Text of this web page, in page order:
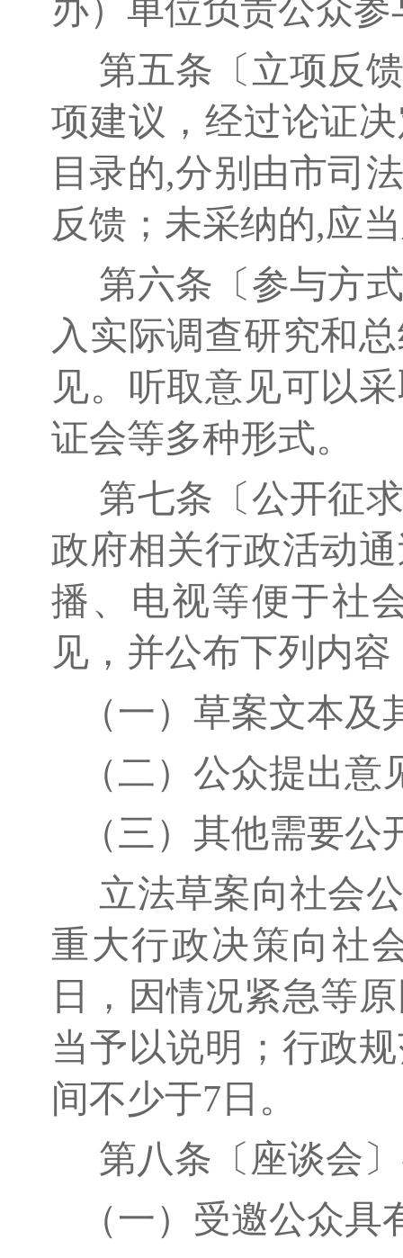
办）单位负责公众
第五条〔立项反
项建议，经过论证
目录的,分别由市司
反馈；未采纳的,应
第六条〔参与方
入实际调查研究和
见。听取意见可以
证会等多种形式。
第七条〔公开征
政府相关行政活动
播、电视等便于社
见，并公布下列内容
（一）草案文本及
（二）公众提出
（三）其他需要公
立法草案向社会
重大行政决策向社
日，因情况紧急等
当予以说明；行政
间不少于7日。
第八条〔座谈会
（一）受邀公众